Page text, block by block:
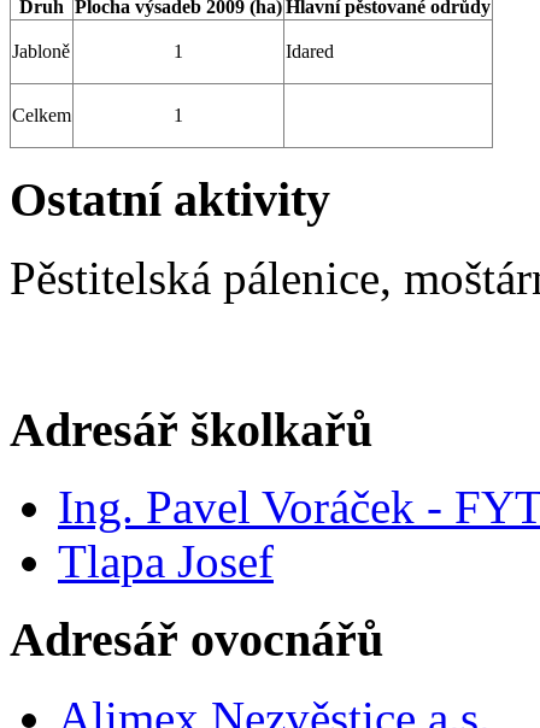
Druh Plocha výsadeb 2009 (ha)Hlavní pěstované odrůdy
Celkem 1
Jabloně 1 Idared
Ostatní aktivity
Pěstitelská pálenice,
Adresář školkařů
Ing. Pavel Voráček -
Tlapa Josef
Adresář ovocnářů
Alimex Nezvěstice a.s.